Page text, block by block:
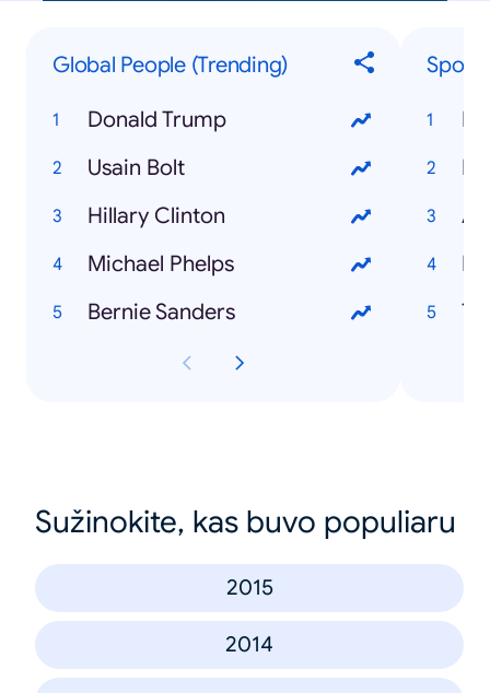
Global People (Trending)
Donald Trump
Usain Bolt
Hillary Clinton
Michael Phelps
Bernie Sanders
Sužinokite, kas buvo populiaru
2015
2014